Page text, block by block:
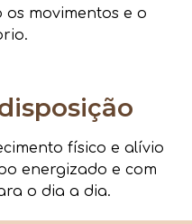
movimentos e o
físico e alívio
energizado e com
o dia a dia.